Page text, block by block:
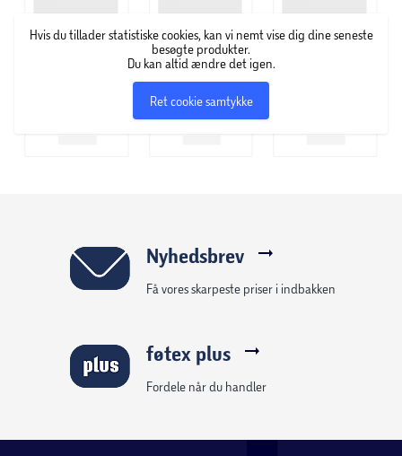
Hvis du tillader statistiske cookies, kan vi nemt vise dig dine seneste
besøgte produkter.
Du kan altid ændre det igen.
Ret cookie samtykke
Nyhedsbrev
Få vores skarpeste priser i indbakken
føtex plus
Fordele når du handler